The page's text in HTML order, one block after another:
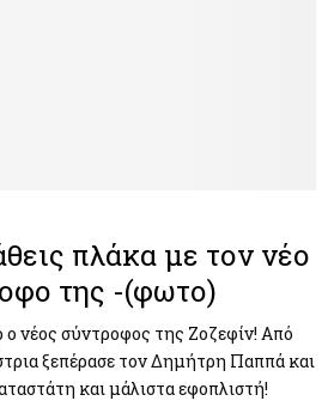
πλάκα με τον νέο
της -(φωτο)
νέος σύντροφος της Ζοζεφίν! Από
ξεπέρασε τον Δημήτρη Παππά και
και μάλιστα εφοπλιστή!